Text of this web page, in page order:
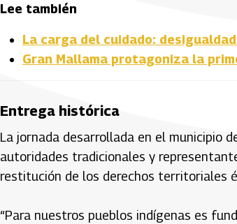
Lee también
La carga del cuidado:
Gran Mallama protagoniza la
Entrega histórica
La jornada desarrollada en el municipio
autoridades tradicionales y
restitución de los derechos territoriales
“Para nuestros pueblos indígenas es